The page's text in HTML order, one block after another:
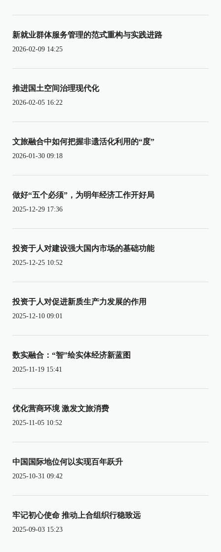
新就业群体服务管理的范式重构与实践进路
2026-02-09 14:25
推进国土空间治理现代化
2026-02-05 16:22
文旅融合中如何把握非遗活化利用的“度”
2026-01-30 09:18
做好“五个必须”，为明年经济工作开好局
2025-12-29 17:36
投资于人对建设强大国内市场的基础功能
2025-12-25 10:52
投资于人对促进新质生产力发展的作用
2025-12-10 09:01
数实融合：“智”绘实体经济新蓝图
2025-11-19 15:41
优化营商环境 激发文旅消费
2025-11-05 10:52
中国国际地位何以实现百年跃升
2025-10-31 09:42
牢记初心使命 推动上合组织行稳致远
2025-09-03 15:23